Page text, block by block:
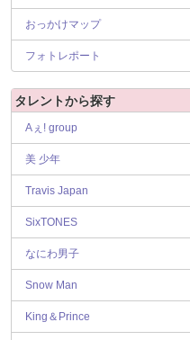
おっかけマップ
フォトレポート
タレントから探す
Aぇ! group
美 少年
Travis Japan
SixTONES
なにわ男子
Snow Man
King＆Prince